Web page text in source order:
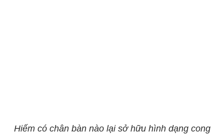
Hiếm có chân bàn nào lại sở hữu hình dạng cong